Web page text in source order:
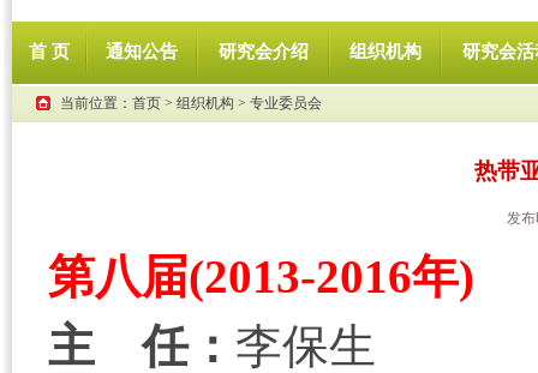
首 页 通知公告 研究会介绍 组织机构 研究会活
当前位置： 首页 > 组织机构 > 专业委员会
热带
发
第八届(2013-2016年)
主 任： 李保生